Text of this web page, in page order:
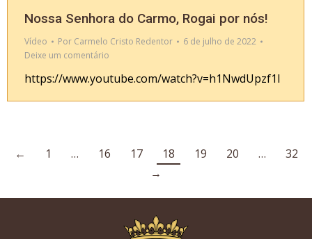
Nossa Senhora do Carmo, Rogai por nós!
Vídeo Por Carmelo Cristo Redentor
6 de julho de 2022
Deixe um comentário
https://www.youtube.com/watch?v=h1NwdUpzf1I
← 1 … 16 17 18 19 20 …
32
→